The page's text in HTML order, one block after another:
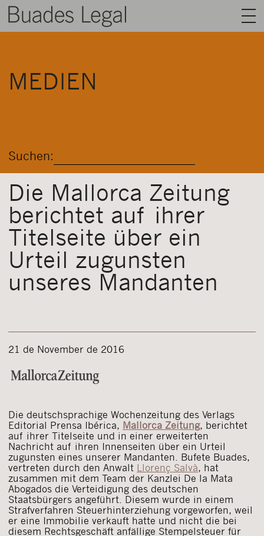
DEUTSCH
MEDIEN
Suchen:
Die Mallorca Zeitung
berichtet auf ihrer
Titelseite über ein
Urteil zugunsten
unseres Mandanten
21 de November de 2016
Die deutschsprachige Wochenzeitung des Verlags
Editorial Prensa Ibérica, Mallorca Zeitung, berichtet
auf ihrer Titelseite und in einer erweiterten
Nachricht auf ihren Innenseiten über ein Urteil
zugunsten eines unserer Mandanten. Bufete Buades,
vertreten durch den Anwalt Llorenç Salvà, hat
zusammen mit dem Team der Kanzlei De la Mata
Abogados die Verteidigung des deutschen
Staatsbürgers angeführt. Diesem wurde in einem
Strafverfahren Steuerhinterziehung vorgeworfen, weil
er eine Immobilie verkauft hatte und nicht die bei
diesem Rechtsgeschäft anfällige Stempelsteuer für